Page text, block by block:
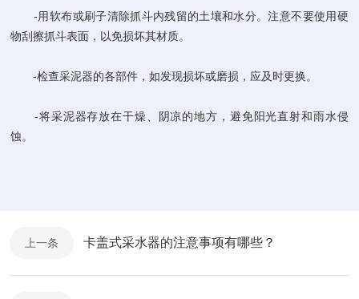
-用软布或刷子清除抓斗内残留的土壤和水分。注意不要使用硬
物刮擦抓斗表面，以免损坏其材质。
-检查采泥器的各部件，如发现损坏或磨损，应及时更换。
-将采泥器存放在干燥、阴凉的地方，避免阳光直射和雨水侵
蚀。
上一条 卡盖式采水器的注意事项有哪些？